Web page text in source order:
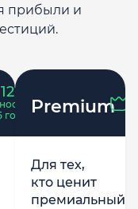
прибыли и
121
года
Premium
Для тех,
кто ценит
премиальный